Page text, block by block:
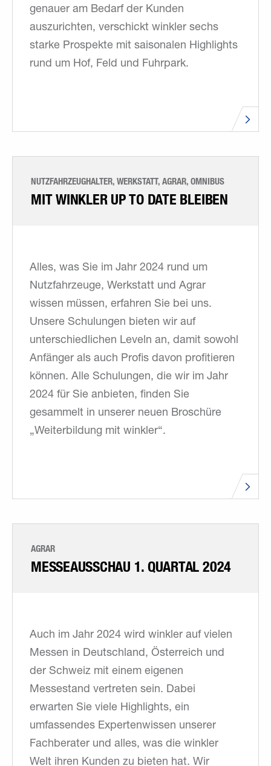
genauer am Bedarf der Kunden
auszurichten, verschickt winkler sechs
starke Prospekte mit saisonalen Highlights
rund um Hof, Feld und Fuhrpark.
NUTZFAHRZEUGHALTER, WERKSTATT, AGRAR, OMNIBUS
MIT WINKLER UP TO DATE BLEIBEN
Alles, was Sie im Jahr 2024 rund um
Nutzfahrzeuge, Werkstatt und Agrar
wissen müssen, erfahren Sie bei uns.
Unsere Schulungen bieten wir auf
unterschiedlichen Leveln an, damit sowohl
Anfänger als auch Profis davon profitieren
können. Alle Schulungen, die wir im Jahr
2024 für Sie anbieten, finden Sie
gesammelt in unserer neuen Broschüre
„Weiterbildung mit winkler“.
AGRAR
MESSEAUSSCHAU ­1. QUARTAL 2024
Auch im Jahr 2024 wird winkler auf vielen
Messen in Deutschland, Österreich und
der Schweiz mit einem eigenen
Messestand vertreten sein. Dabei
erwarten Sie viele Highlights, ein
umfassendes Expertenwissen unserer
Fachberater und alles, was die winkler
Welt ihren Kunden zu bieten hat. Wir